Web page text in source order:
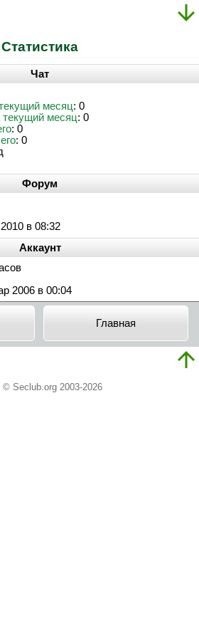
Статистика
Чат
месяц: 0
текущий месяц: 0
: 0
: 0
Форум
в 08:32
Аккаунт
2006 в 00:04
Главная
© Seclub.org 2003-2026